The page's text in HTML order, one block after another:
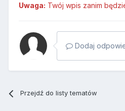
Uwaga: Twój wpis zanim
Dodaj
Przejdź do listy tematów